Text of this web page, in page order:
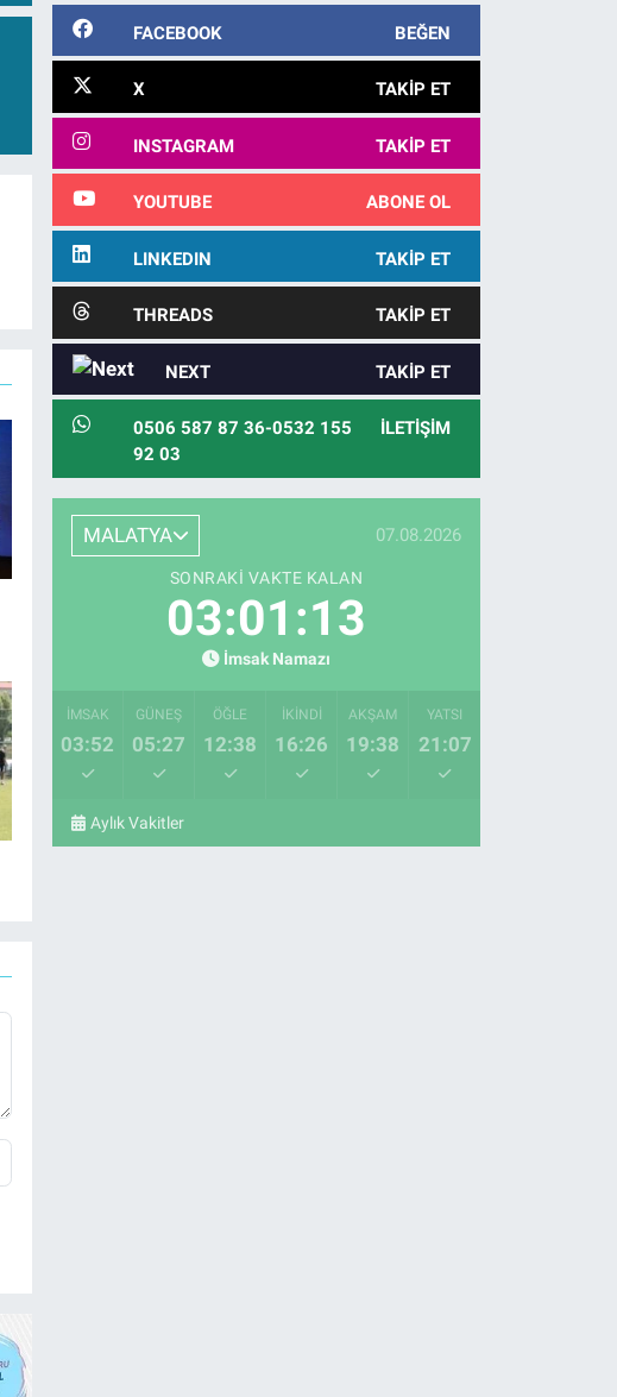
FACEBOOK BEĞEN
X TAKIP ET
INSTAGRAM TAKIP ET
YOUTUBE ABONE OL
LINKEDIN TAKIP ET
THREADS TAKIP ET
NEXT TAKIP ET
0506 587 87 36-0532 155
92 03
İLETIŞIM
MALATYA 07.08.2026
SONRAKI VAKTE KALAN
03:01:12
İmsak Namazı
İMSAK
03:52
GÜNEŞ
05:27
ÖĞLE
12:38
İKINDI
16:26
AKŞAM
19:38
YATSI
21:07
Aylık Vakitler